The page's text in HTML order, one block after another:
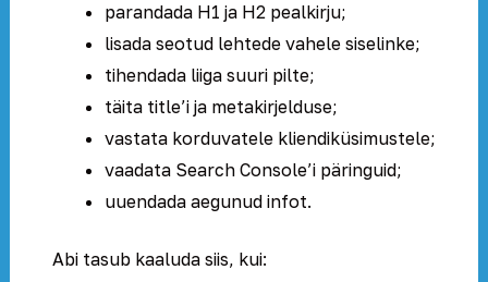
parandada H1 ja H2 pealkirju;
lisada seotud lehtede vahele siselinke;
tihendada liiga suuri pilte;
täita title’i ja metakirjelduse;
vastata korduvatele kliendiküsimustele;
vaadata Search Console’i päringuid;
uuendada aegunud infot.
Abi tasub kaaluda siis, kui: